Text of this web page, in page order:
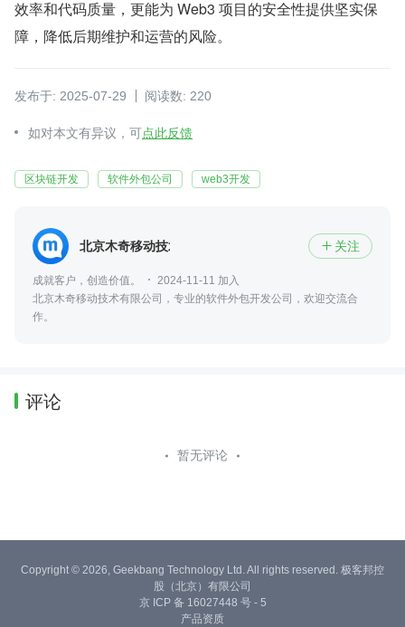
效率和代码质量，更能为 Web3 项目的安全性提供坚实保
障，降低后期维护和运营的风险。
发布于: 2025-07-29 阅读数: 220
如对本文有异议，可点此反馈
区块链开发 软件外包公司 web3开发
北京木奇移动技术有限公司  关注
成就客户，创造价值。
2024-11-11 加入
北京木奇移动技术有限公司，专业的软件外包开发公司，欢迎交流合
作。
评论
暂无评论
Copyright © 2026, Geekbang Technology Ltd. All rights reserved. 极客邦控
股（北京）有限公司
京 ICP 备 16027448 号 - 5
产品资质